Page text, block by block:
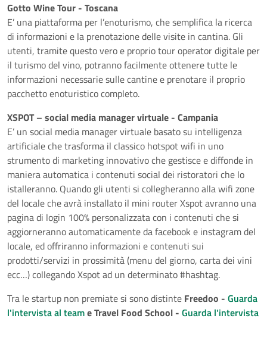
Gotto Wine Tour - Toscana
E’ una piattaforma per l’enoturismo, che semplifica la ricerca
di informazioni e la prenotazione delle visite in cantina. Gli
utenti, tramite questo vero e proprio tour operator digitale per
il turismo del vino, potranno facilmente ottenere tutte le
informazioni necessarie sulle cantine e prenotare il proprio
pacchetto enoturistico completo.
XSPOT – social media manager virtuale - Campania
E’ un social media manager virtuale basato su intelligenza
artificiale che trasforma il classico hotspot wifi in uno
strumento di marketing innovativo che gestisce e diffonde in
maniera automatica i contenuti social dei ristoratori che lo
istalleranno. Quando gli utenti si collegheranno alla wifi zone
del locale che avrà installato il mini router Xspot avranno una
pagina di login 100% personalizzata con i contenuti che si
aggiorneranno automaticamente da facebook e instagram del
locale, ed offriranno informazioni e contenuti sui
prodotti/servizi in prossimità (menu del giorno, carta dei vini
ecc…) collegando Xspot ad un determinato #hashtag.
Tra le startup non premiate si sono distinte Freedoo - Guarda
l'intervista al teame Travel Food School - Guarda l'intervista